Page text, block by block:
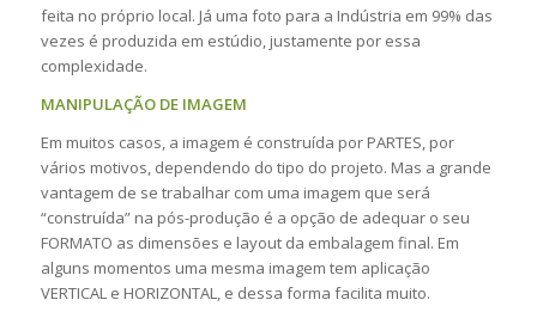
feita no próprio local. Já uma foto para a Indústria em 99% das
vezes é produzida em estúdio, justamente por essa
complexidade.
MANIPULAÇÃO DE IMAGEM
Em muitos casos, a imagem é construída por PARTES, por
vários motivos, dependendo do tipo do projeto. Mas a grande
vantagem de se trabalhar com uma imagem que será
“construída” na pós-produção é a opção de adequar o seu
FORMATO as dimensões e layout da embalagem final. Em
alguns momentos uma mesma imagem tem aplicação
VERTICAL e HORIZONTAL, e dessa forma facilita muito.